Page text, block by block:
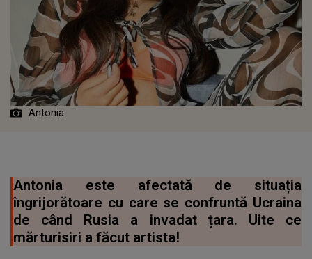
Antonia
Antonia este afectată de situația
îngrijorătoare cu care se confruntă Ucraina
de când Rusia a invadat țara. Uite ce
mărturisiri a făcut artista!